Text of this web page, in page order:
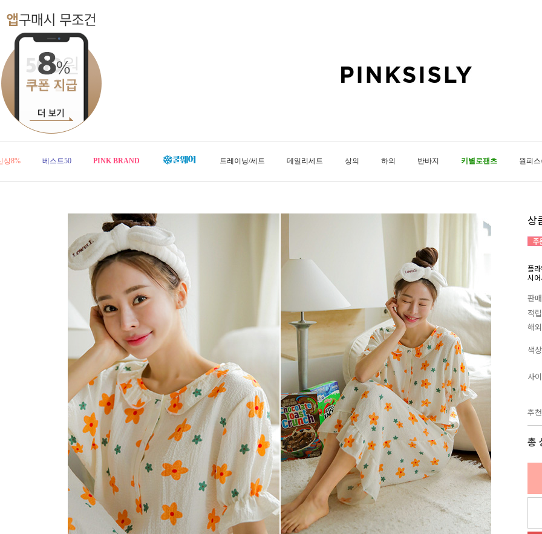
상8% 베스트50 PINK BRAND 트레이닝/세트 데일리세트 상의 하의 반바지 키별로팬츠 원피
상
플
시
판
적
해
색상
사
추
총